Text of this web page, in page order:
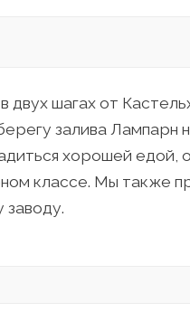
двух шагах от
залива Лампарн
хорошей едой,
классе. Мы также